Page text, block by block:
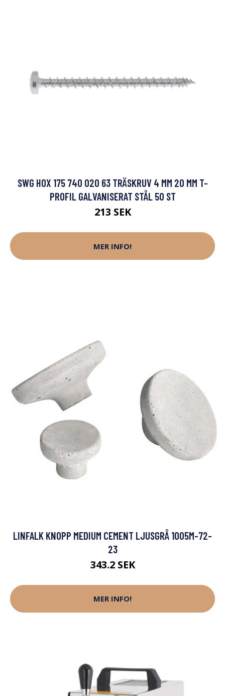
SWG HOX 175 740 020 63 TRÄSKRUV 4 MM 20 MM T-
PROFIL GALVANISERAT STÅL 50 ST
213 SEK
MER INFO!
LINFALK KNOPP MEDIUM CEMENT LJUSGRÅ 1005M-72-
23
343.2 SEK
MER INFO!